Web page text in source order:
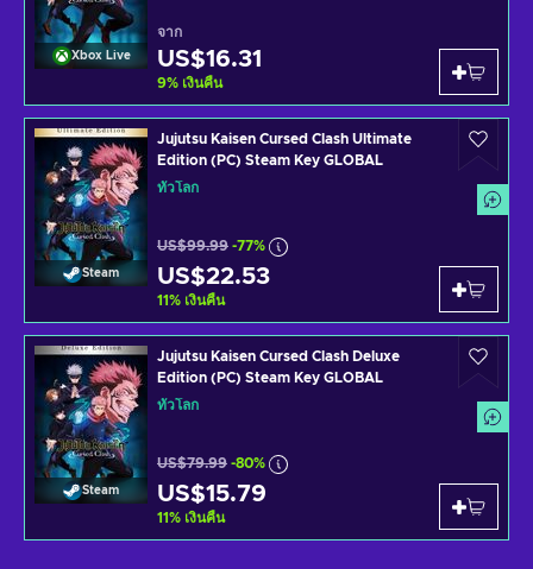
Xbox Live
จาก
US$16.31
9% เงินคืน
Steam
Jujutsu Kaisen Cursed Clash Ultimate
Edition (PC) Steam Key GLOBAL
ทั่วโลก
US$99.99 -77%
US$22.53
11% เงินคืน
Steam
Jujutsu Kaisen Cursed Clash Deluxe
Edition (PC) Steam Key GLOBAL
ทั่วโลก
US$79.99 -80%
US$15.79
11% เงินคืน